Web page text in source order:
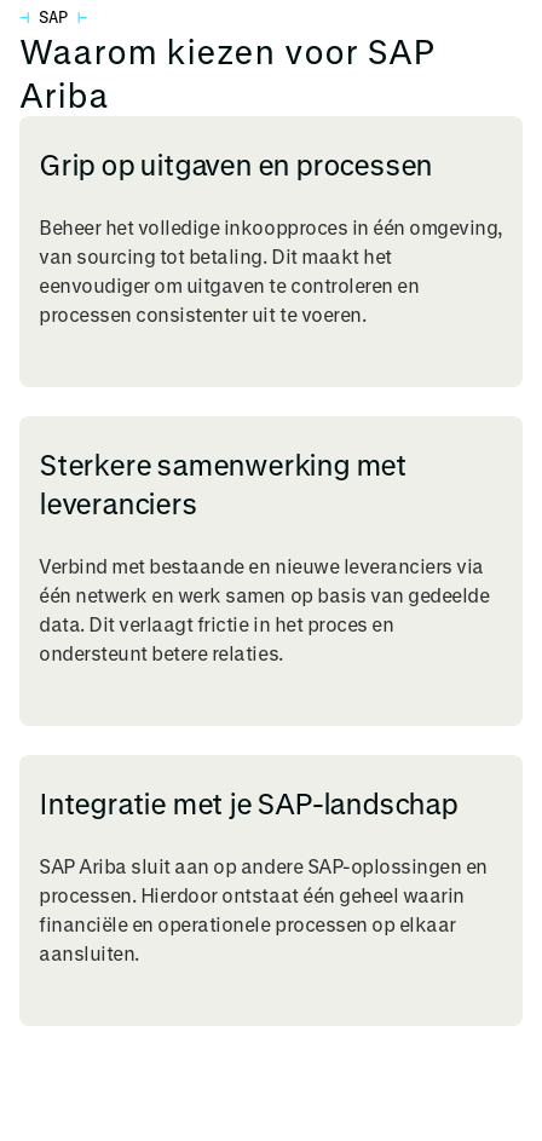
⊣ SAP ⊢
Waarom kiezen voor SAP
Ariba
Grip op uitgaven en processen
Beheer het volledige inkoopproces in één omgeving,
van sourcing tot betaling. Dit maakt het
eenvoudiger om uitgaven te controleren en
processen consistenter uit te voeren.
Sterkere samenwerking met
leveranciers
Verbind met bestaande en nieuwe leveranciers via
één netwerk en werk samen op basis van gedeelde
data. Dit verlaagt frictie in het proces en
ondersteunt betere relaties.
Integratie met je SAP-landschap
SAP Ariba sluit aan op andere SAP-oplossingen en
processen. Hierdoor ontstaat één geheel waarin
financiële en operationele processen op elkaar
aansluiten.